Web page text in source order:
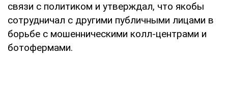
связи с политиком и утверждал, что якобы
сотрудничал с другими публичными лицами в
борьбе с мошенническими колл-центрами и
ботофермами.